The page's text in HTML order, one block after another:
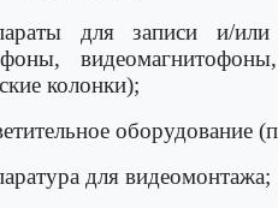
для записи и/или
колонки);
оборудование
для видеомонтажа;